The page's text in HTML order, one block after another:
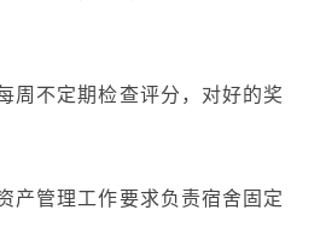
不定期检查评分，对好的奖
管理工作要求负责宿舍固定